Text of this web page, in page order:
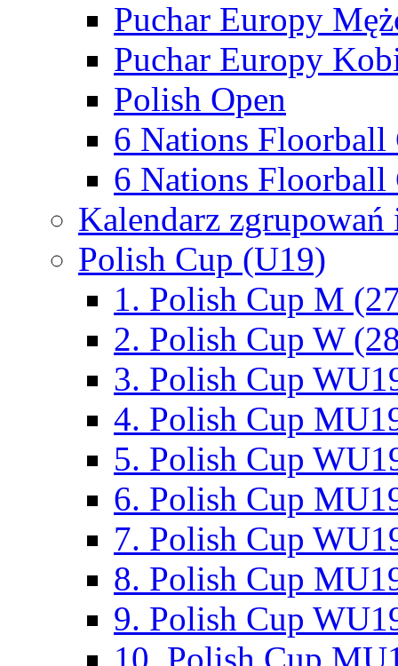
Puchar Europy
Puchar Europy
Polish Open
6 Nations Floorball
6 Nations Floorball
Kalendarz
Polish Cup (U19)
1. Polish Cup M
2. Polish Cup W
3. Polish Cup
4. Polish Cup
5. Polish Cup
6. Polish Cup
7. Polish Cup
8. Polish Cup
9. Polish Cup
10. Polish Cup